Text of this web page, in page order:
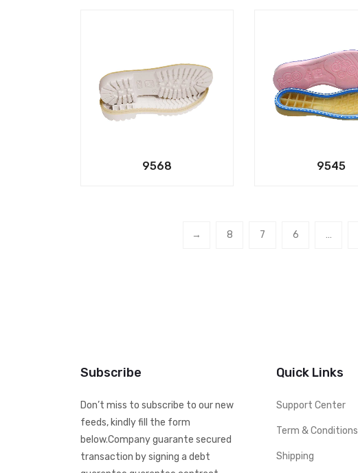
9545
9568
…
6
7
8
→
Quick Links
Support Center
Term & Conditions
Shipping
Subscribe
Don’t miss to subscribe to our new
feeds, kindly fill the form
below.Company guarante secured
transaction by signing a debt